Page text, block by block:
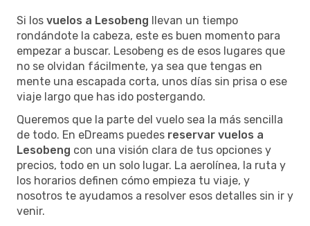
Si los vuelos a Lesobeng llevan un tiempo
rondándote la cabeza, este es buen momento para
empezar a buscar. Lesobeng es de esos lugares que
no se olvidan fácilmente, ya sea que tengas en
mente una escapada corta, unos días sin prisa o ese
viaje largo que has ido postergando.
Queremos que la parte del vuelo sea la más sencilla
de todo. En eDreams puedes reservar vuelos a
Lesobeng con una visión clara de tus opciones y
precios, todo en un solo lugar. La aerolínea, la ruta y
los horarios definen cómo empieza tu viaje, y
nosotros te ayudamos a resolver esos detalles sin ir y
venir.